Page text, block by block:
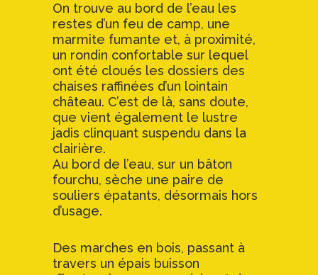
On trouve au bord de l’eau les
restes d’un feu de camp, une
marmite fumante et, à proximité,
un rondin confortable sur lequel
ont été cloués les dossiers des
chaises raffinées d’un lointain
château. C’est de là, sans doute,
que vient également le lustre
jadis clinquant suspendu dans la
clairière.
Au bord de l’eau, sur un bâton
fourchu, sèche une paire de
souliers épatants, désormais hors
d’usage.
Des marches en bois, passant à
travers un épais buisson